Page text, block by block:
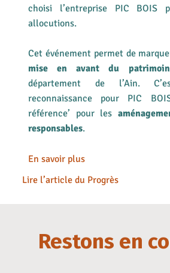
choisi l’entreprise PIC BOIS
allocutions.
Cet événement permet de
mise en avant du
département de l’Ain.
reconnaissance pour PIC
référence’ pour les
responsables.
En savoir plus
Lire l’article du Progrès
Restons en